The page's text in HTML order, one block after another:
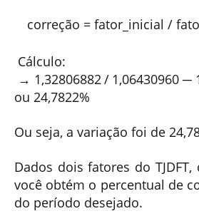
correção = fator_ inicial /
Cálculo:
→ 1,32806882/ 1,06430960 ─
ou 24,7822%
Ou seja, a variação foi de
Dados dois fatores do
você obtém o percentual de
do período desejado.